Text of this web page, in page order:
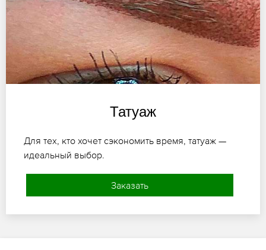
Татуаж
Для тех, кто хочет сэкономить время, татуаж —
идеальный выбор.
Заказать